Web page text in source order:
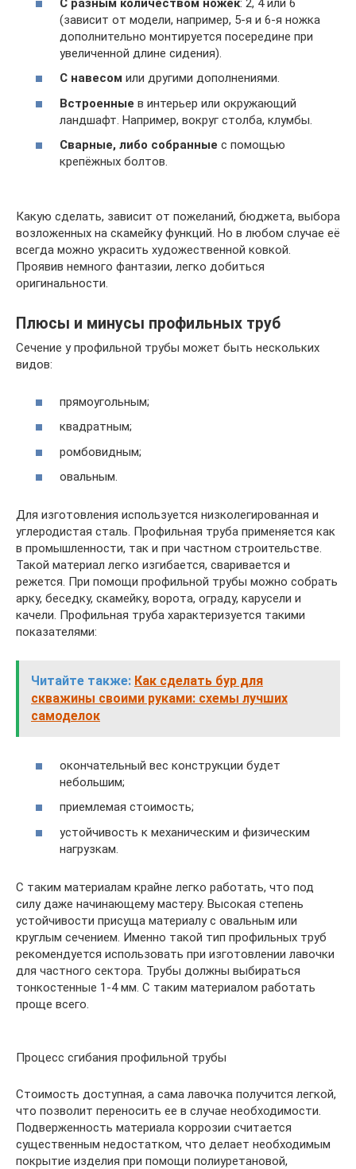
(зависит от модели, например, 5-я и 6-я ножка
дополнительно монтируется посередине при
увеличенной длине сидения).
С навесом или другими дополнениями.
Встроенные в интерьер или окружающий
ландшафт. Например, вокруг столба, клумбы.
Сварные, либо собранные с помощью
крепёжных болтов.
Какую сделать, зависит от пожеланий, бюджета, выбора
возложенных на скамейку функций. Но в любом случае её
всегда можно украсить художественной ковкой.
Проявив немного фантазии, легко добиться
оригинальности.
Плюсы и минусы профильных труб
Сечение у профильной трубы может быть нескольких
видов:
прямоугольным;
квадратным;
ромбовидным;
овальным.
Для изготовления используется низколегированная и
углеродистая сталь. Профильная труба применяется как
в промышленности, так и при частном строительстве.
Такой материал легко изгибается, сваривается и
режется. При помощи профильной трубы можно собрать
арку, беседку, скамейку, ворота, ограду, карусели и
качели. Профильная труба характеризуется такими
показателями:
Читайте также: Как сделать бур для
скважины своими руками: схемы лучших
самоделок
окончательный вес конструкции будет
небольшим;
приемлемая стоимость;
устойчивость к механическим и физическим
нагрузкам.
С таким материалам крайне легко работать, что под
силу даже начинающему мастеру. Высокая степень
устойчивости присуща материалу с овальным или
круглым сечением. Именно такой тип профильных труб
рекомендуется использовать при изготовлении лавочки
для частного сектора. Трубы должны выбираться
тонкостенные 1-4 мм. С таким материалом работать
проще всего.
Процесс сгибания профильной трубы
Стоимость доступная, а сама лавочка получится легкой,
что позволит переносить ее в случае необходимости.
Подверженность материала коррозии считается
существенным недостатком, что делает необходимым
покрытие изделия при помощи полиуретановой,